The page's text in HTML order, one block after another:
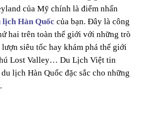
của Mỹ chính là điểm nhấn
lịch Hàn Quốc của bạn. Đây là công
hai trên toàn thế giới với những trò
siêu tốc hay khám phá thế giới
Lost Valley… Du Lịch Việt tin
lịch Hàn Quốc đặc sắc cho những